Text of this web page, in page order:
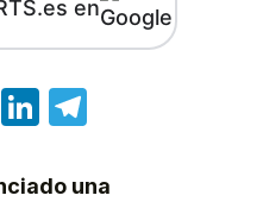
en
CopyLinkedIn
una